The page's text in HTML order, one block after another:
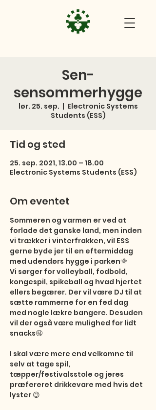
Sen-
sensommerhygge
lør. 25. sep.
  |
Electronic Systems
Students (ESS)
Tid og sted
25. sep. 2021, 13.00 – 18.00
Electronic Systems Students (ESS)
Om eventet
Sommeren og varmen er ved at
forlade det ganske land, men inden
vi trækker i vinterfrakken, vil ESS
gerne byde jer til en eftermiddag
med udendørs hygge i parken🌞
Vi sørger for volleyball, fodbold,
kongespil, spikeball og hvad hjertet
ellers begærer. Der vil være DJ til at
sætte rammerne for en fed dag
med nogle lækre bangere. Desuden
vil der også være mulighed for lidt
snacks🤤
I skal være mere end velkomne til
selv at tage spil,
tæpper/festivalsstole og jeres
præfereret drikkevare med hvis det
lyster 😉